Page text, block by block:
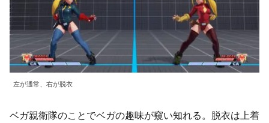
左が通常、右が脱衣
ベガ親衛隊のことでベガの趣味が窺い知れる。脱衣は上着